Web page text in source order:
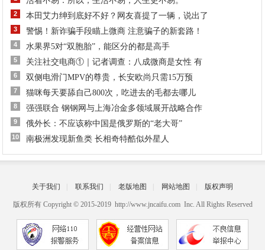
2 本田艾力绅到底好不好？网友喜提了一辆，说出了
3 警惕！新诈骗手段瞄上微商 注意骗子的新套路！
4 水果界5对“双胞胎”，能区分的都是高手
5 关注社交电商①｜记者调查：八成微商是女性 有
6 双侧电滑门MPV的尊贵，长安欧尚只需15万预
7 猫咪每天要舔自己800次，吃进去的毛都去哪儿
8 强强联合 钢钢网与上海冶金多领域展开战略合作
9 俄外长：不应该称中国是俄罗斯的“老大哥”
10 南极洲发现新鱼类 长相奇特酷似外星人
关于我们 联系我们 老版地图 网站地图 版权声明
版权所有 Copyright © 2015-2019 http://www.jncaifu.com Inc. All Rights Reserved